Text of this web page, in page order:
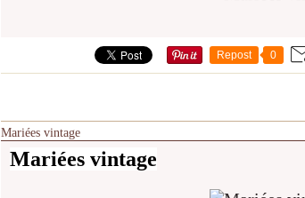
Repost 0
Mariées vintage
Mariées vintage